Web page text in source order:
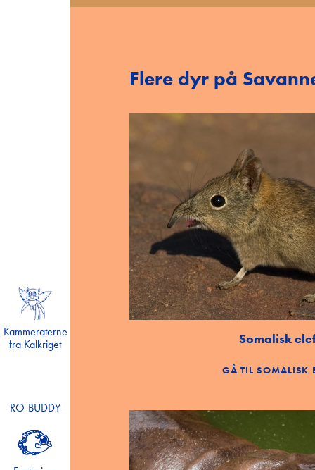
Kammeraterne
fra Kalkriget
RO-BUDDY
Undervisningsaktiviteter
Kammeraterne Fra Kalkriget
Forårets forunderlige fauna
Vild.Vildere.Videnskab
Lær om hjernen og kroppen
Den magiske madkasse
Mission Min Krop
Flere dyr på
Somalisk
GÅ TIL SOMALISK